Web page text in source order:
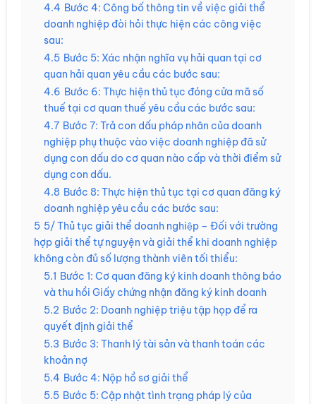
4.4 Bước 4: Công bố thông tin về việc giải thể
doanh nghiệp đòi hỏi thực hiện các công việc
sau:
4.5 Bước 5: Xác nhận nghĩa vụ hải quan tại cơ
quan hải quan yêu cầu các bước sau:
4.6 Bước 6: Thực hiện thủ tục đóng cửa mã số
thuế tại cơ quan thuế yêu cầu các bước sau:
4.7 Bước 7: Trả con dấu pháp nhân của doanh
nghiệp phụ thuộc vào việc doanh nghiệp đã sử
dụng con dấu do cơ quan nào cấp và thời điểm sử
dụng con dấu.
4.8 Bước 8: Thực hiện thủ tục tại cơ quan đăng ký
doanh nghiệp yêu cầu các bước sau:
5 5/ Thủ tục giải thể doanh nghiệp – Đối với trường
hợp giải thể tự nguyện và giải thể khi doanh nghiệp
không còn đủ số lượng thành viên tối thiểu:
5.1 Bước 1: Cơ quan đăng ký kinh doanh thông báo
và thu hồi Giấy chứng nhận đăng ký kinh doanh
5.2 Bước 2: Doanh nghiệp triệu tập họp để ra
quyết định giải thể
5.3 Bước 3: Thanh lý tài sản và thanh toán các
khoản nợ
5.4 Bước 4: Nộp hồ sơ giải thể
5.5 Bước 5: Cập nhật tình trạng pháp lý của